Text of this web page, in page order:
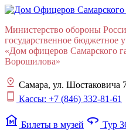
Министерство обороны
государственное бюджетное
«Дом офицеров Cамарского
Ворошилова»
Самара, ул. Шостаковича
Кассы: +7 (846) 332-81-61
museum Билеты в музей 360 Тур